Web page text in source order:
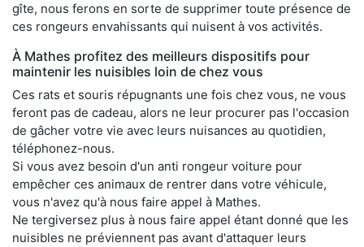
gîte, nous ferons en sorte de supprimer toute présence de
ces rongeurs envahissants qui nuisent à vos activités.
À Mathes profitez des meilleurs dispositifs pour
maintenir les nuisibles loin de chez vous
Ces rats et souris répugnants une fois chez vous, ne vous
feront pas de cadeau, alors ne leur procurer pas l'occasion
de gâcher votre vie avec leurs nuisances au quotidien,
téléphonez-nous.
Si vous avez besoin d'un anti rongeur voiture pour
empêcher ces animaux de rentrer dans votre véhicule,
vous n'avez qu'à nous faire appel à Mathes.
Ne tergiversez plus à nous faire appel étant donné que les
nuisibles ne préviennent pas avant d'attaquer leurs